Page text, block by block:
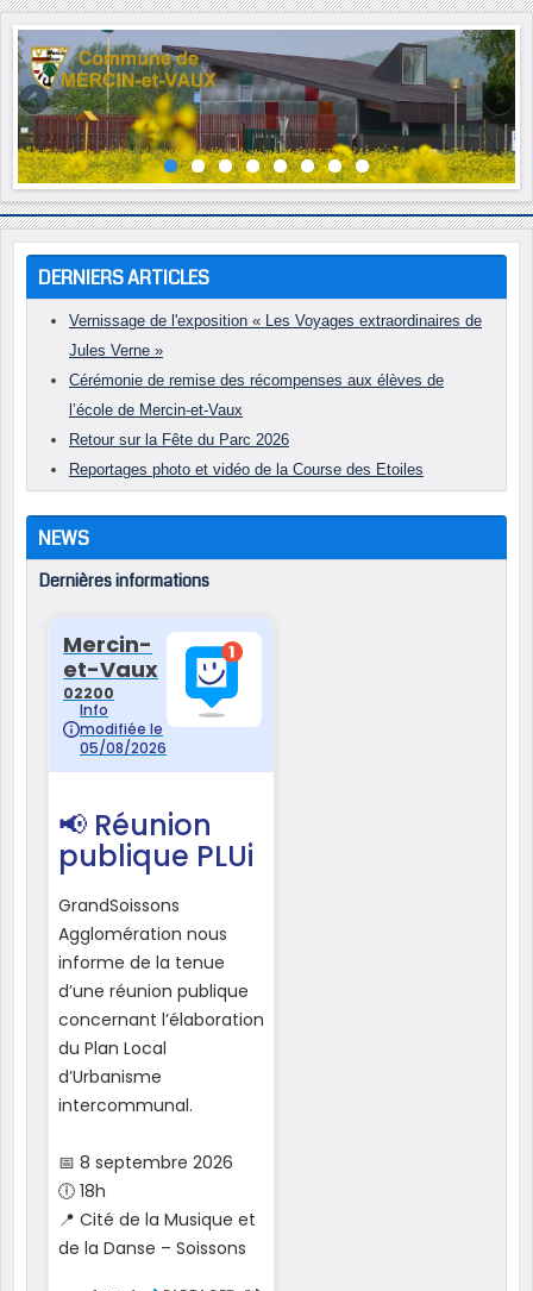
DERNIERS ARTICLES
Vernissage de l'exposition « Les Voyages extraordinaires de
Jules Verne »
Cérémonie de remise des récompenses aux élèves de
l’école de Mercin-et-Vaux
Retour sur la Fête du Parc 2026
Reportages photo et vidéo de la Course des Etoiles
NEWS
Dernières informations
Année
précédente
Mois
précédent
Année
suivante
Mois
suivant